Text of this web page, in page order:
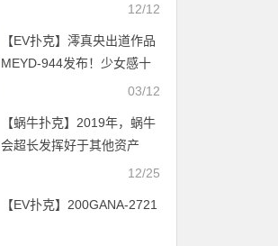
12/12
【EV扑克】澪真央出道作品
MEYD-944发布！少女感十
足的「本物人妻」出道，比
乳」！【EV扑克官网】
03/12
【蜗牛扑克】2019年，蜗牛
会超长发挥好于其他资产
12/25
【EV扑克】200GANA-2721